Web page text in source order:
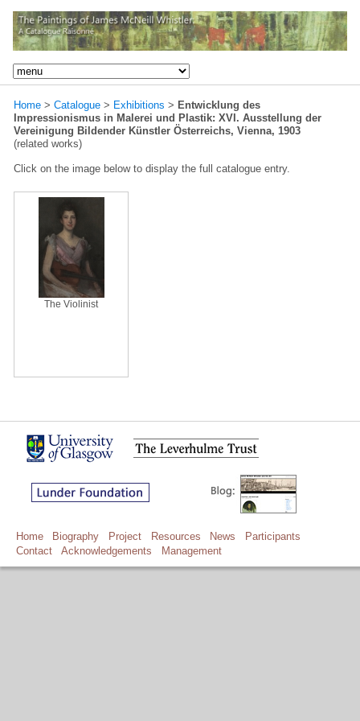
Home > Catalogue > Exhibitions > Entwicklung des
Impressionismus in Malerei und Plastik: XVI. Ausstellung der
Vereinigung Bildender Künstler Österreichs, Vienna, 1903
(related works)
Click on the image below to display the full catalogue entry.
The Violinist
Home Biography Project Resources News
Participants
Contact
Acknowledgements Management